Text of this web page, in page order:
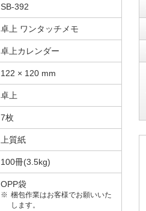
SB-392
卓上 ワンタッチメモ
卓上カレンダー
122 × 120 mm
卓上
7枚
上質紙
100冊(3.5kg)
OPP袋
梱包作業はお客様でお願いいた
します。